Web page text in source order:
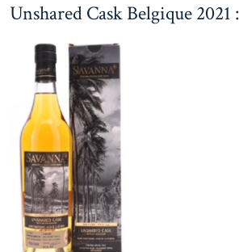
Unshared Cask Belgique 2021 :